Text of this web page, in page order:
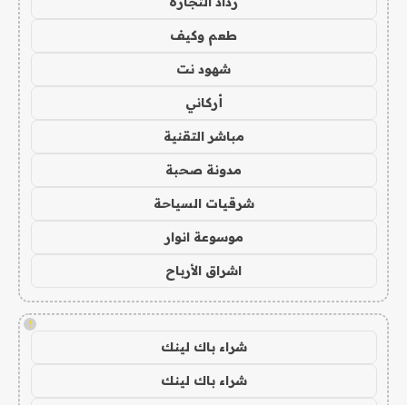
طعم وكيف
شهود نت
أركاني
مباشر التقنية
مدونة صحبة
شرقيات السياحة
موسوعة انوار
اشراق الأرباح
!
شراء باك لينك
شراء باك لينك